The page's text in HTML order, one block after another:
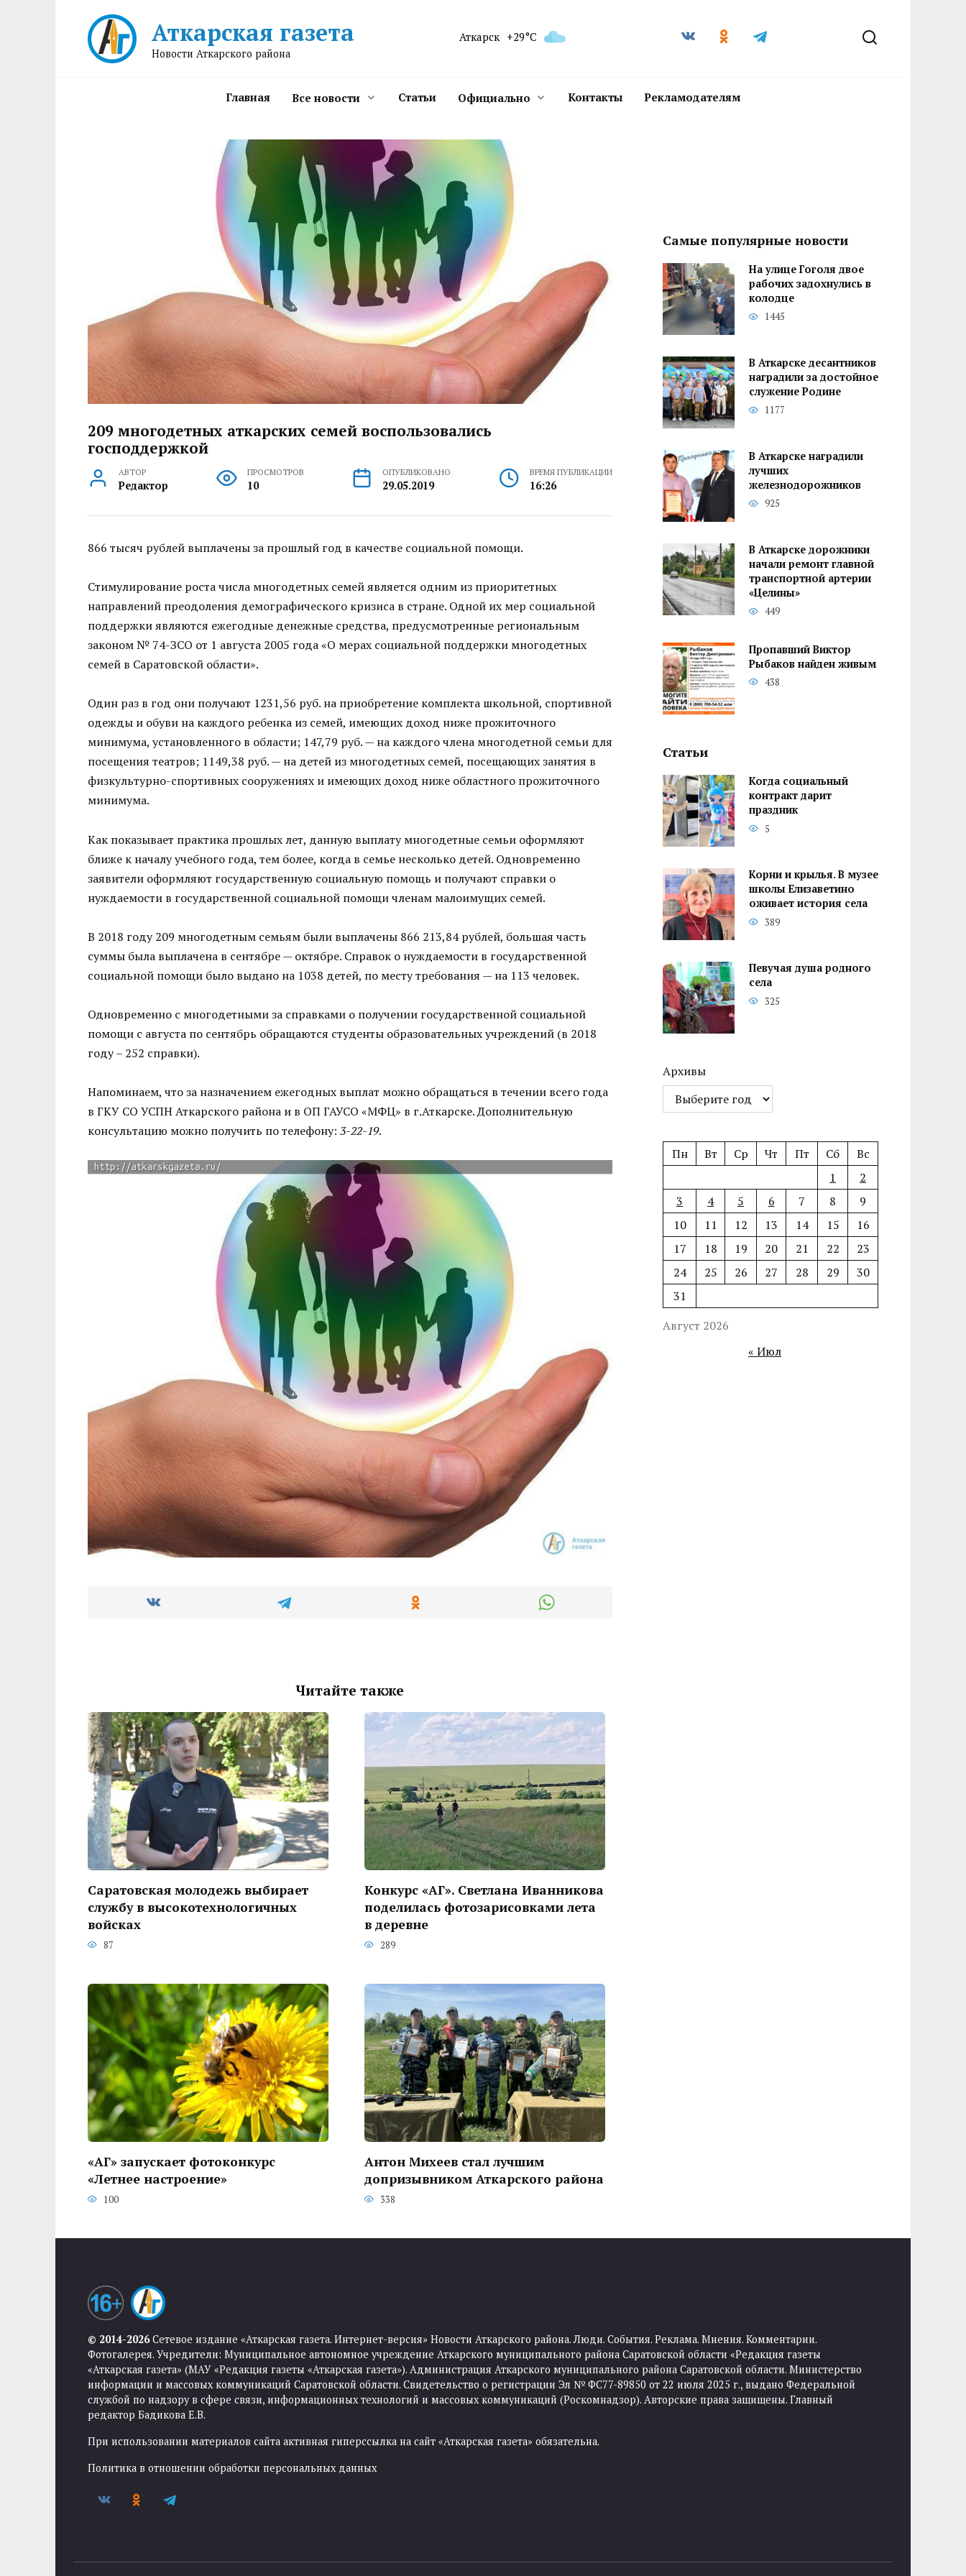
Аткарская газета
Новости Аткарского района
Аткарск +29°C
Главная Все новости Статьи Официально Контакты Рекламодателям
209 многодетных аткарских семей воспользовались
господдержкой
АВТОР
Редактор
ПРОСМОТРОВ
10
ОПУБЛИКОВАНО
29.05.2019
ВРЕМЯ ПУБЛИКАЦИИ
16:26
866 тысяч рублей выплачены за прошлый год в качестве социальной помощи.
Стимулирование роста числа многодетных семей является одним из приоритетных
направлений преодоления демографического кризиса в стране. Одной их мер социальной
поддержки являются ежегодные денежные средства, предусмотренные региональным
законом № 74-ЗСО от 1 августа 2005 года «О мерах социальной поддержки многодетных
семей в Саратовской области».
Один раз в год они получают 1231,56 руб. на приобретение комплекта школьной, спортивной
одежды и обуви на каждого ребенка из семей, имеющих доход ниже прожиточного
минимума, установленного в области; 147,79 руб. — на каждого члена многодетной семьи для
посещения театров; 1149,38 руб. — на детей из многодетных семей, посещающих занятия в
физкультурно-спортивных сооружениях и имеющих доход ниже областного прожиточного
минимума.
Как показывает практика прошлых лет, данную выплату многодетные семьи оформляют
ближе к началу учебного года, тем более, когда в семье несколько детей. Одновременно
заявители оформляют государственную социальную помощь и получают справки о
нуждаемости в государственной социальной помощи членам малоимущих семей.
В 2018 году 209 многодетным семьям были выплачены 866 213,84 рублей, большая часть
суммы была выплачена в сентябре — октябре. Справок о нуждаемости в государственной
социальной помощи было выдано на 1038 детей, по месту требования — на 113 человек.
Одновременно с многодетными за справками о получении государственной социальной
помощи с августа по сентябрь обращаются студенты образовательных учреждений (в 2018
году – 252 справки).
Напоминаем, что за назначением ежегодных выплат можно обращаться в течении всего года
в ГКУ СО УСПН Аткарского района и в ОП ГАУСО «МФЦ» в г.Аткарске. Дополнительную
консультацию можно получить по телефону: 3-22-19.
Читайте также
Саратовская молодежь выбирает
службу в высокотехнологичных
войсках
87
Конкурс «АГ». Светлана Иванникова
поделилась фотозарисовками лета
в деревне
289
«АГ» запускает фотоконкурс
«Летнее настроение»
100
Антон Михеев стал лучшим
допризывником Аткарского района
338
Самые популярные новости
На улице Гоголя двое
рабочих задохнулись в
колодце
1445
В Аткарске десантников
наградили за достойное
служение Родине
1177
В Аткарске наградили
лучших
железнодорожников
925
В Аткарске дорожники
начали ремонт главной
транспортной артерии
«Целины»
449
Пропавший Виктор
Рыбаков найден живым
438
Статьи
Когда социальный
контракт дарит
праздник
5
Корни и крылья. В музее
школы Елизаветино
оживает история села
389
Певучая душа родного
села
325
Архивы
Август 2026
Пн Вт Ср Чт Пт Сб
Вс
1
2
3
4 5 6 7 8
9
10
11 12 13 14 15
16
17
18 19 20 21 22
23
24
25 26 27 28 29
30
31
« Июл
© 2014-2026Сетевое издание «Аткарская газета. Интернет-версия» Новости Аткарского района. Люди. События. Реклама. Мнения. Комментарии.
Фотогалерея. Учредители: Муниципальное автономное учреждение Аткарского муниципального района Саратовской области «Редакция газеты
«Аткарская газета» (МАУ «Редакция газеты «Аткарская газета»). Администрация Аткарского муниципального района Саратовской области. Министерство
информации и массовых коммуникаций Саратовской области. Свидетельство о регистрации Эл № ФС77-89850 от 22 июля 2025 г., выдано Федеральной
службой по надзору в сфере связи, информационных технологий и массовых коммуникаций (Роскомнадзор). Авторские права защищены. Главный
редактор Бадикова Е.В.
При использовании материалов сайта активная гиперссылка на сайт «Аткарская газета» обязательна.
Политика в отношении обработки персональных данных